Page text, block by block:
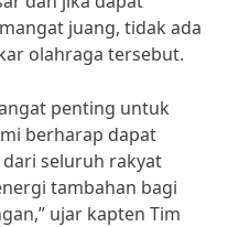
juang, tidak ada
olahraga tersebut.
penting untuk
berharap dapat
seluruh rakyat
tambahan bagi
ujar kapten Tim